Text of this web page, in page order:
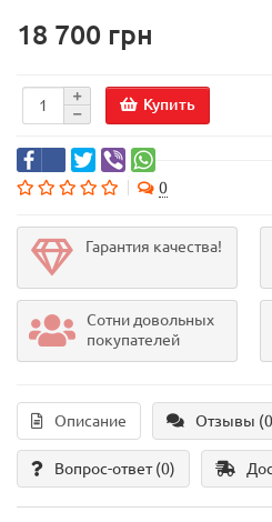
18 700 грн
Купить
0
Гарантия качества!
Сотни довольных
покупателей
Описание Отзывы
Вопрос-ответ(0)